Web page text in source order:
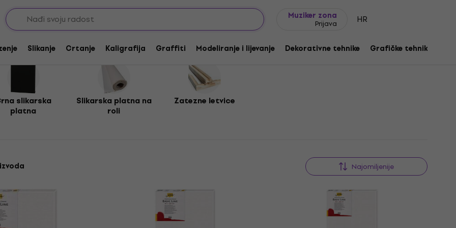
Muziker zona
Prijava HR
Slikanje Crtanje Kaligrafija Graffiti Modeliranje i lijevanje Dekorativne tehnike Grafičke tehnike
slikarska
platna
Slikarska platna na
roli
Zatezne letvice
Najomiljenije